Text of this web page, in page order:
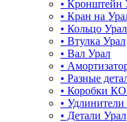
• Кронштейн
• Кран на
• Кольцо Урал
• Втулка Урал
• Вал Урал
•
• Разные
• Коробки
•
• Детали Урал